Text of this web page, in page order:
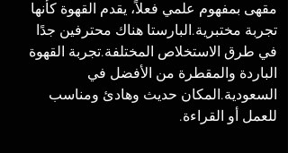
مقهى بمفهوم علمي فعلاً، يقدم القهوة كأنها
تجربة مختبرية.البارستا هناك محترفين جدًا
في طرق الاستخلاص المختلفة.تجربة القهوة
الباردة والمقطرة من الأفضل في
السعودية.المكان حديث وهادئ ومناسب
للعمل أو القراءة.